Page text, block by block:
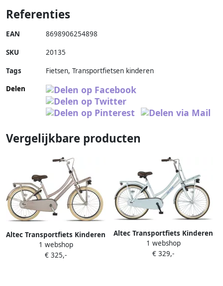
Referenties
EAN 8698906254898
SKU 20135
Tags
Fietsen, Transportfietsen kinderen
Delen
Vergelijkbare producten
Altec Transportfiets Kinderen
Urban 22 Inch Meisjes
Terugtraprem Zand
1 webshop
€ 325,-
Altec Transportfiets Kinderen
Urban 24 Inch Meisjes
Terugtraprem Lichtblauw
1 webshop
€ 329,-